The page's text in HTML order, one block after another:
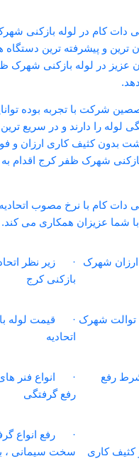
دات کام در لوله بازکنی
ترین و پیشرفته ترین دستگاه
عزیز در لوله بازکنی شهرک
شرکت با تجربه بوده
لوله را دارند و در سریع ترین
شهرک ظفر کرج اقدام
دات کام با نرخ مصوب اتحادیه
شما عزیزان همکاری می کند.
شهرک
· زیر نظر
بازکنی کرج
شهرک · قیمت لوله
اتحادیه
رفع
· انواع فنر
رفع گرفتگی
کاری
· رفع انواع
سخت سیمانی ،